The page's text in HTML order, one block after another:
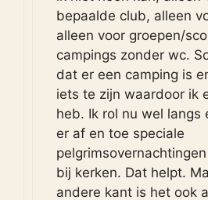
bepaalde club, alleen
alleen voor groepen/
campings zonder wc.
dat er een camping is
iets te zijn waardoor ik
heb. Ik rol nu wel langs
er af en toe speciale
bij kerken. Dat helpt.
andere kant is het ook